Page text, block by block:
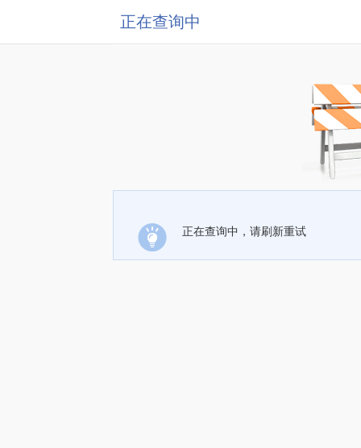
正在查询中
正在查询中，请刷新重试